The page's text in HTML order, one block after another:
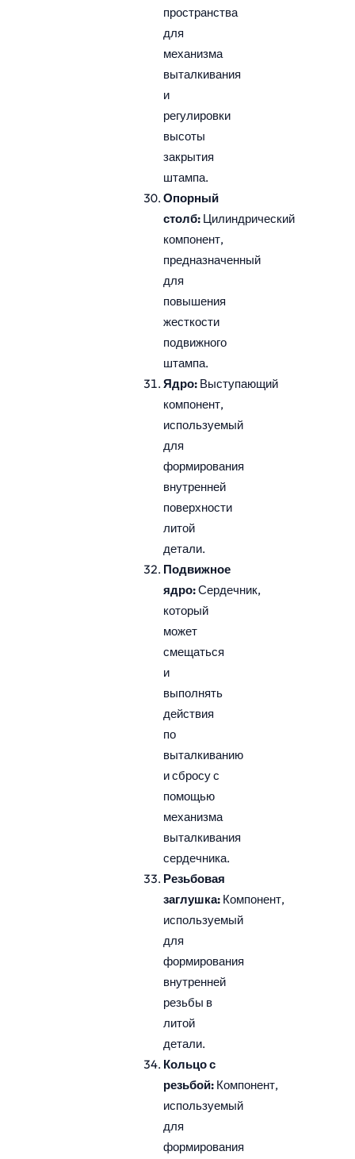
пространства
для
механизма
выталкивания
и
регулировки
высоты
закрытия
штампа.
Опорный
столб: Цилиндрический
компонент,
предназначенный
для
повышения
жесткости
подвижного
штампа.
Ядро: Выступающий
компонент,
используемый
для
формирования
внутренней
поверхности
литой
детали.
Подвижное
ядро:Сердечник,
который
может
смещаться
и
выполнять
действия
по
выталкиванию
и сбросу с
помощью
механизма
выталкивания
сердечника.
Резьбовая
заглушка: Компонент,
используемый
для
формирования
внутренней
резьбы в
литой
детали.
Кольцо с
резьбой: Компонент,
используемый
для
формирования